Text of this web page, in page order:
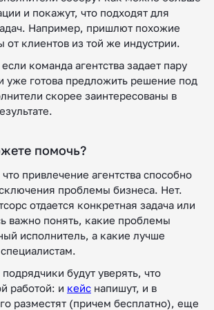
и покажут, что подходят для
Например, пришлют похожие
от клиентов из той же индустрии.
команда агентства задает пару
уже готова предложить решение под
скорее заинтересованы в
помочь?
привлечение агентства способно
проблемы бизнеса. Нет.
отдается конкретная задача или
важно понять, какие проблемы
исполнитель, а какие лучше
будут уверять, что
работой: и кейс напишут, и в
разместят (причем бесплатно), еще